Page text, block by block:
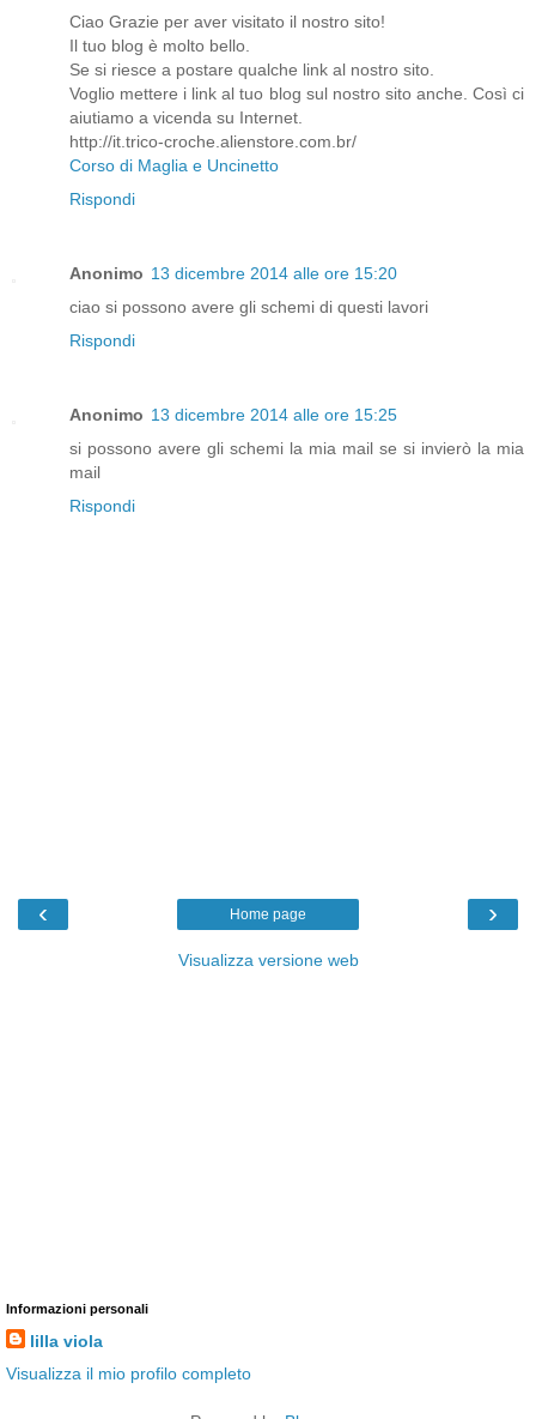
Ciao Grazie per aver visitato il nostro sito!
Il tuo blog è molto bello.
Se si riesce a postare qualche link al nostro sito.
Voglio mettere i link al tuo blog sul nostro sito anche. Così ci
aiutiamo a vicenda su Internet.
http://it.trico-croche.alienstore.com.br/
Corso di Maglia e Uncinetto
Rispondi
Anonimo 13 dicembre 2014 alle ore 15:20
ciao si possono avere gli schemi di questi lavori
Rispondi
Anonimo 13 dicembre 2014 alle ore 15:25
si possono avere gli schemi la mia mail se si invierò la mia
mail
Rispondi
‹ ›
Home page
Visualizza versione web
Informazioni personali
lilla viola
Visualizza il mio profilo completo